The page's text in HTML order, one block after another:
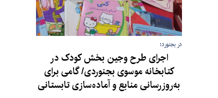
در بجنورد؛
اجرای طرح وجین بخش کودک در
کتابخانه موسوی بجنوردی/ گامی برای
به‌روزرسانی منابع و آماده‌سازی تابستانی